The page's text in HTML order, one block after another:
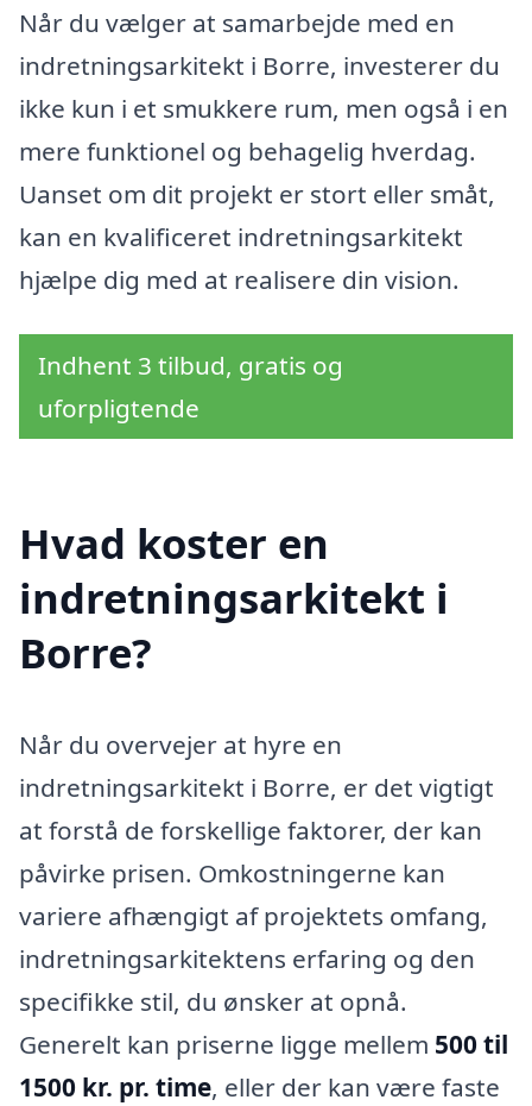
Når du vælger at samarbejde med en
indretningsarkitekt i Borre, investerer du
ikke kun i et smukkere rum, men også i en
mere funktionel og behagelig hverdag.
Uanset om dit projekt er stort eller småt,
kan en kvalificeret indretningsarkitekt
hjælpe dig med at realisere din vision.
Indhent 3 tilbud, gratis og
uforpligtende
Hvad koster en
indretningsarkitekt i
Borre?
Når du overvejer at hyre en
indretningsarkitekt i Borre, er det vigtigt
at forstå de forskellige faktorer, der kan
påvirke prisen. Omkostningerne kan
variere afhængigt af projektets omfang,
indretningsarkitektens erfaring og den
specifikke stil, du ønsker at opnå.
Generelt kan priserne ligge mellem 500 til
1500 kr. pr. time, eller der kan være faste